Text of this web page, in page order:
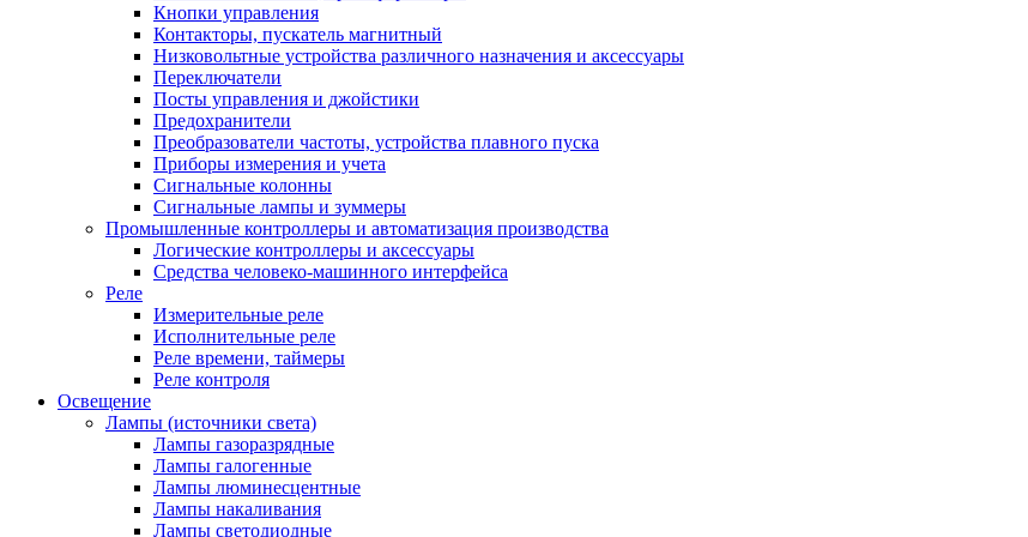
Кнопки управления
Контакторы, пускатель магнитный
Низковольтные устройства различного назначения и аксессуары
Переключатели
Посты управления и джойстики
Предохранители
Преобразователи частоты, устройства плавного пуска
Приборы измерения и учета
Сигнальные колонны
Сигнальные лампы и зуммеры
Промышленные контроллеры и автоматизация производства
Логические контроллеры и аксессуары
Средства человеко-машинного интерфейса
Реле
Измерительные реле
Исполнительные реле
Реле времени, таймеры
Реле контроля
Освещение
Лампы (источники света)
Лампы газоразрядные
Лампы галогенные
Лампы люминесцентные
Лампы накаливания
Лампы светодиодные